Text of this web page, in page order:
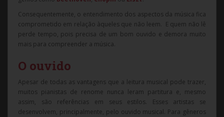
Consequentemente, o entendimento dos aspectos da música fica
comprometido em relação àqueles que não leem. E quem não lê
perde tempo, pois precisa de um bom ouvido e demora muito
mais para compreender a música.
O ouvido
Apesar de todas as vantagens que a leitura musical pode trazer,
muitos pianistas de renome nunca leram partitura e, mesmo
assim, são referências em seus estilos. Esses artistas se
desenvolvem, principalmente, pelo ouvido musical. Para gêneros